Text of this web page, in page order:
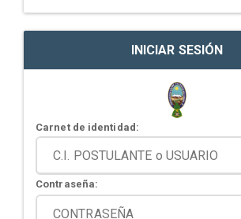
INICIAR SESIÓN
Carnet de identidad:
Contraseña: